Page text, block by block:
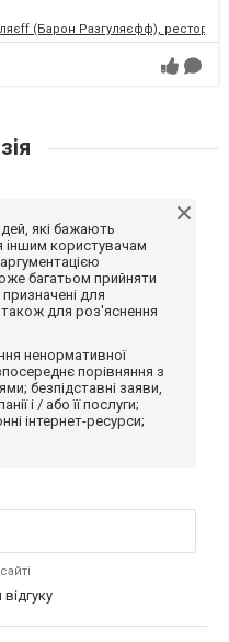
(Барон Разгуляєфф),
які бажають
іншим користувачам
багатьом прийняти
для
також для роз'яснення
ненормативної
порівняння з
безпідставні заяви,
і / або її послуги;
інтернет-ресурси;